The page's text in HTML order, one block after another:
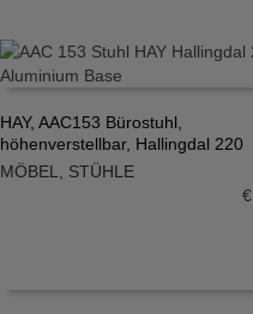
IN DEN WARENKORB
HAY, AAC153 Bürostuhl,
höhenverstellbar, Hallingdal 220
MÖBEL, STÜHLE
€